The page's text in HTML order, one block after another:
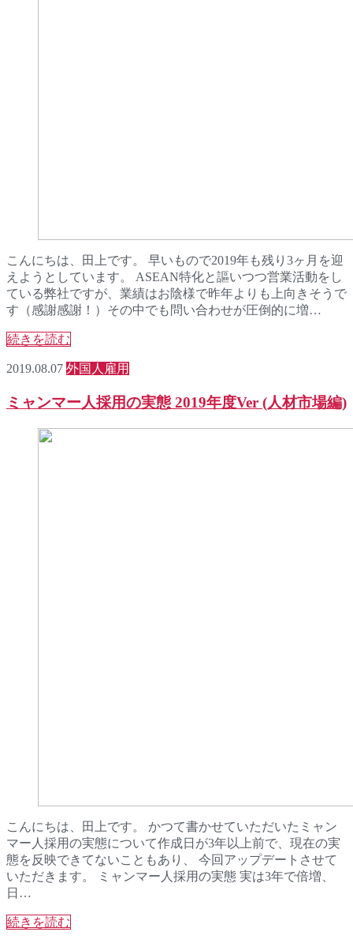
こんにちは、田上です。 早いもので2019年も残り3ヶ月を迎
えようとしています。 ASEAN特化と謳いつつ営業活動をし
ている弊社ですが、業績はお陰様で昨年よりも上向きそうで
す（感謝感謝！）その中でも問い合わせが圧倒的に増…
続きを読む
2019.08.07 外国人雇用
ミャンマー人採用の実態 2019年度Ver (人材市場編)
こんにちは、田上です。 かつて書かせていただいたミャン
マー人採用の実態について作成日が3年以上前で、現在の実
態を反映できてないこともあり、 今回アップデートさせて
いただきます。 ミャンマー人採用の実態 実は3年で倍増、
日…
続きを読む